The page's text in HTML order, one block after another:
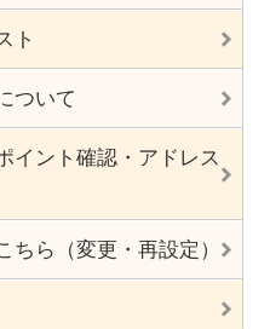
ト
ついて
イント確認・アドレス
ちら（変更・再設定）